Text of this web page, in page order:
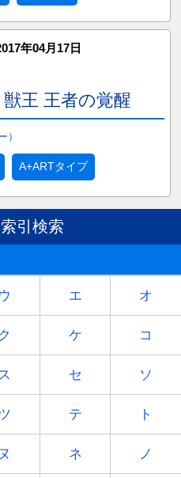
年04月17日
王 王者の覚醒
）
A+ARTタイプ
引検索
ウ エ オ
ク ケ コ
ス セ ソ
テ ト
ヌ ネ ノ